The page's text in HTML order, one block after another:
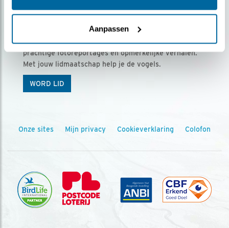
Aanpassen
Ontvang 5 x Vogels voor € 36,00 per jaar
Vogels is het tijdschrift voor onze leden, met
prachtige fotoreportages en opmerkelijke verhalen.
Met jouw lidmaatschap help je de vogels.
WORD LID
Onze sites Mijn privacy Cookieverklaring Colofon